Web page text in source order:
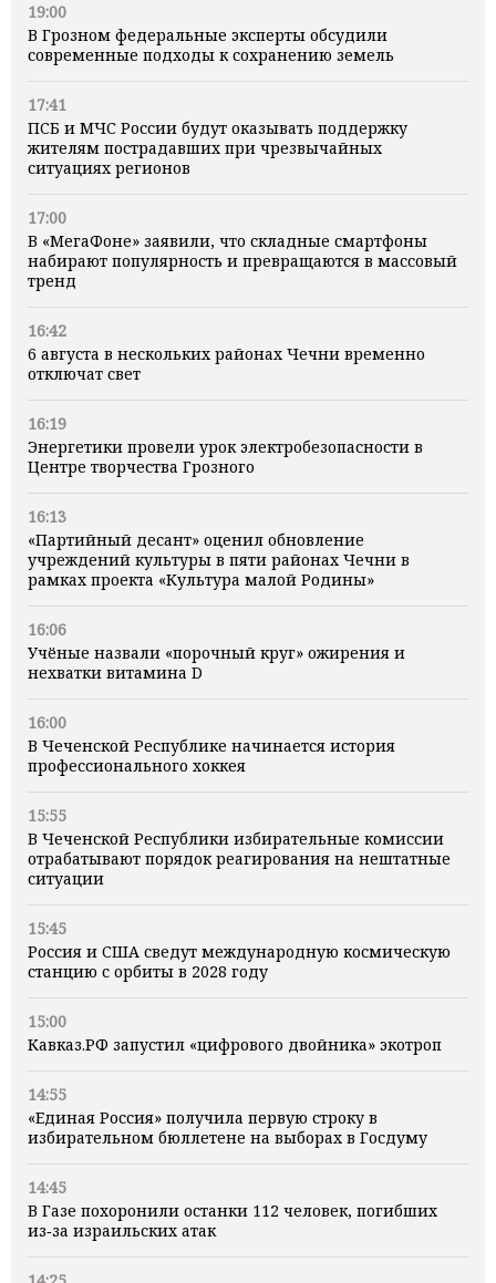
19:00
В Грозном федеральные эксперты обсудили
современные подходы к сохранению земель
17:41
ПСБ и МЧС России будут оказывать поддержку
жителям пострадавших при чрезвычайных
ситуациях регионов
17:00
В «МегаФоне» заявили, что складные смартфоны
набирают популярность и превращаются в массовый
тренд
16:42
6 августа в нескольких районах Чечни временно
отключат свет
16:19
Энергетики провели урок электробезопасности в
Центре творчества Грозного
16:13
«Партийный десант» оценил обновление
учреждений культуры в пяти районах Чечни в
рамках проекта «Культура малой Родины»
16:06
Учёные назвали «порочный круг» ожирения и
нехватки витамина D
16:00
В Чеченской Республике начинается история
профессионального хоккея
15:55
В Чеченской Республики избирательные комиссии
отрабатывают порядок реагирования на нештатные
ситуации
15:45
Россия и США сведут международную космическую
станцию с орбиты в 2028 году
15:00
Кавказ.РФ запустил «цифрового двойника» экотроп
14:55
«Единая Россия» получила первую строку в
избирательном бюллетене на выборах в Госдуму
14:45
В Газе похоронили останки 112 человек, погибших
из‑за израильских атак